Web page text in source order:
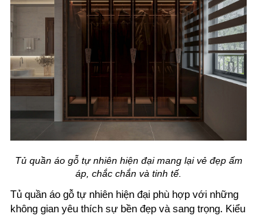
Tủ quần áo gỗ tự nhiên hiện đại mang lại vẻ đẹp ấm
áp, chắc chắn và tinh tế.
Tủ quần áo gỗ tự nhiên hiện đại phù hợp với những
không gian yêu thích sự bền đẹp và sang trọng. Kiểu